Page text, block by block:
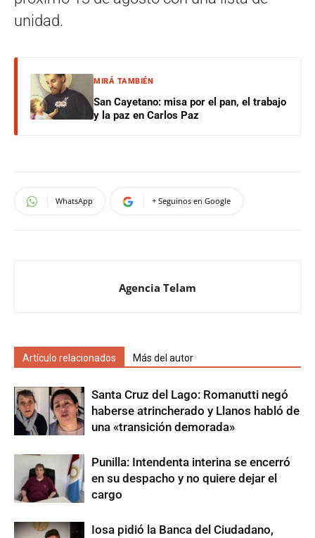
unidad.
MIRÁ TAMBIÉN
San Cayetano: misa por el pan, el trabajo
y la paz en Carlos Paz
WhatsApp + Seguinos en Google
Agencia Telam
Artículo relacionados Más del autor
Santa Cruz del Lago: Romanutti negó
haberse atrincherado y Llanos habló de
una «transición demorada»
Punilla: Intendenta interina se encerró
en su despacho y no quiere dejar el
cargo
Iosa pidió la Banca del Ciudadano,